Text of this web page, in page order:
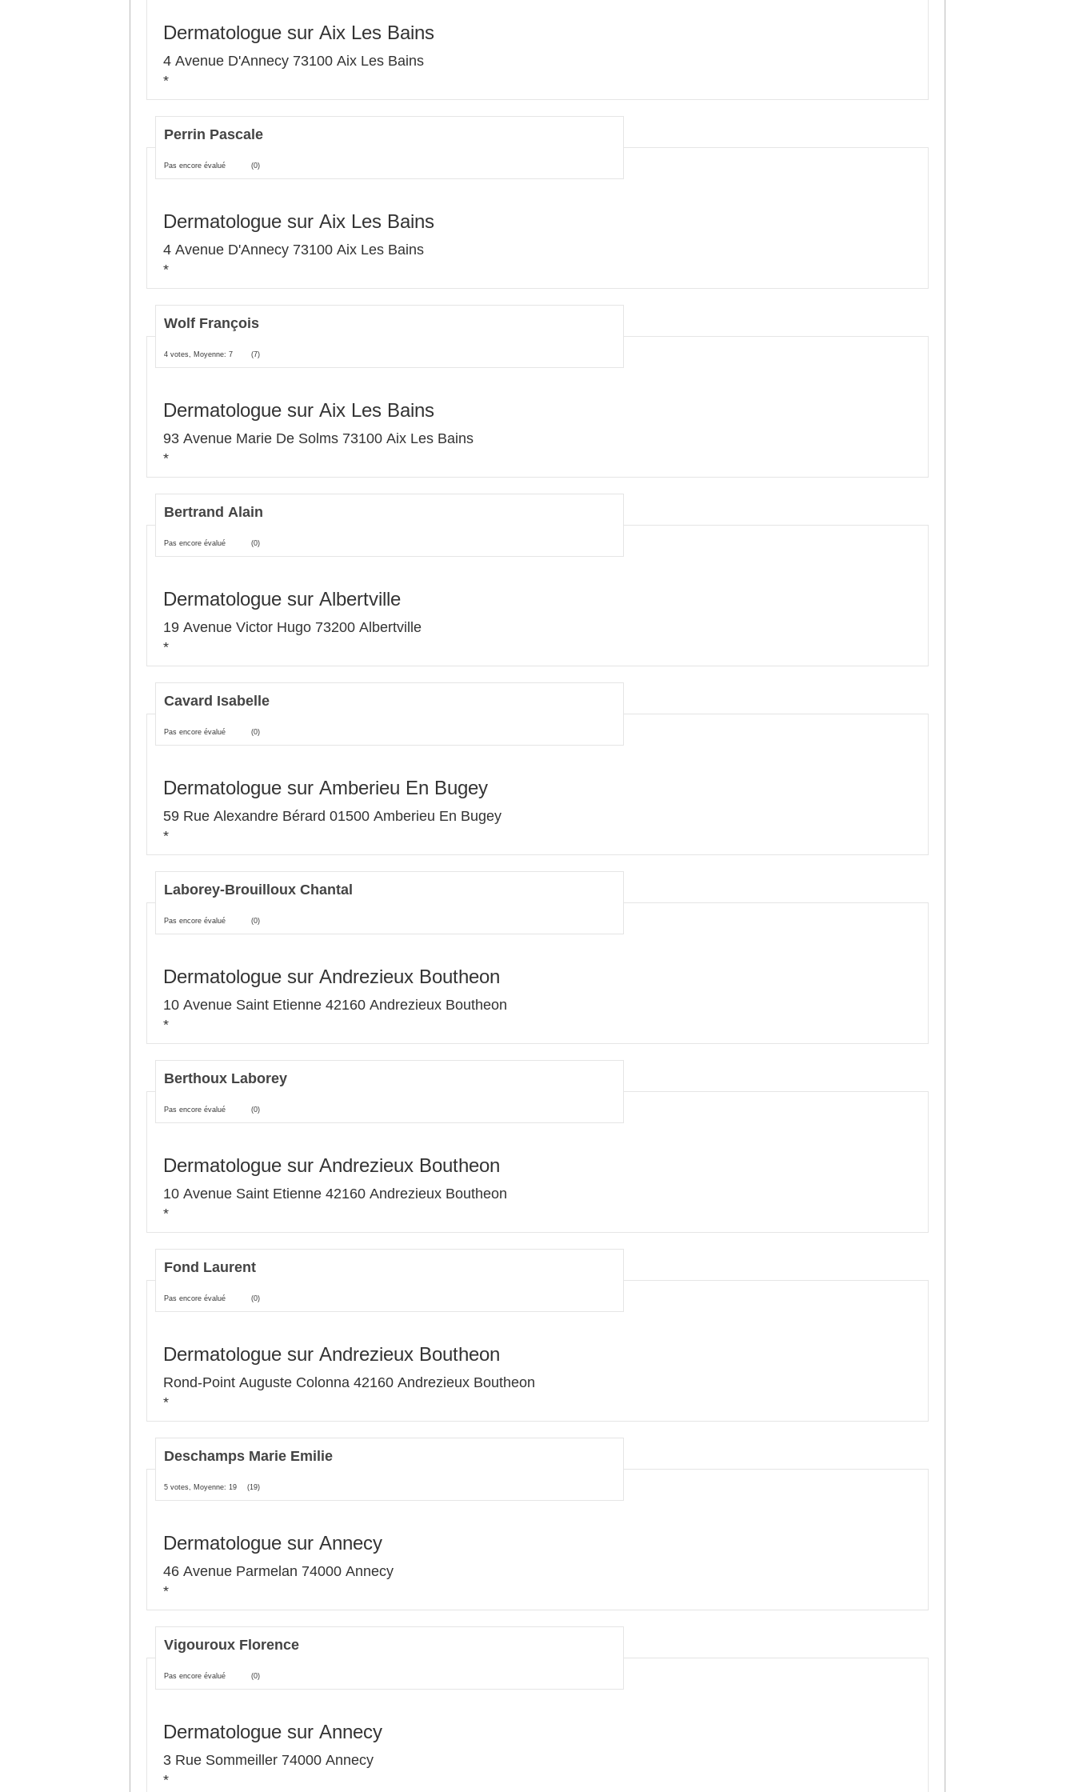
Dermatologue sur Aix Les Bains
4 Avenue D'Annecy 73100 Aix Les Bains
*
Perrin Pascale
Pas encore évalué (0)
Dermatologue sur Aix Les Bains
4 Avenue D'Annecy 73100 Aix Les Bains
*
Wolf François
4 votes, Moyenne: 7 (7)
Dermatologue sur Aix Les Bains
93 Avenue Marie De Solms 73100 Aix Les Bains
*
Bertrand Alain
Pas encore évalué (0)
Dermatologue sur Albertville
19 Avenue Victor Hugo 73200 Albertville
*
Cavard Isabelle
Pas encore évalué (0)
Dermatologue sur Amberieu En Bugey
59 Rue Alexandre Bérard 01500 Amberieu En Bugey
*
Laborey-Brouilloux Chantal
Pas encore évalué (0)
Dermatologue sur Andrezieux Boutheon
10 Avenue Saint Etienne 42160 Andrezieux Boutheon
*
Berthoux Laborey
Pas encore évalué (0)
Dermatologue sur Andrezieux Boutheon
10 Avenue Saint Etienne 42160 Andrezieux Boutheon
*
Fond Laurent
Pas encore évalué (0)
Dermatologue sur Andrezieux Boutheon
Rond-Point Auguste Colonna 42160 Andrezieux Boutheon
*
Deschamps Marie Emilie
5 votes, Moyenne: 19 (19)
Dermatologue sur Annecy
46 Avenue Parmelan 74000 Annecy
*
Vigouroux Florence
Pas encore évalué (0)
Dermatologue sur Annecy
3 Rue Sommeiller 74000 Annecy
*